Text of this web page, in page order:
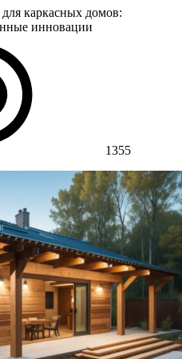
каркасных домов:
инновации
1355